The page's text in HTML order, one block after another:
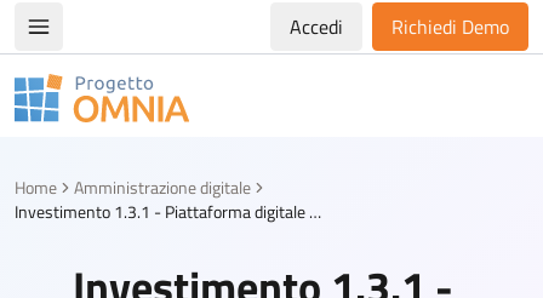
Apri/chiudi menù di navigazioneAccedi Richiedi Demo
Progetto Omnia
Home
Amministrazione digitale
Investimento 1.3.1 - Piattaforma digitale nazionale dati (Portale PA Digitale 2026)